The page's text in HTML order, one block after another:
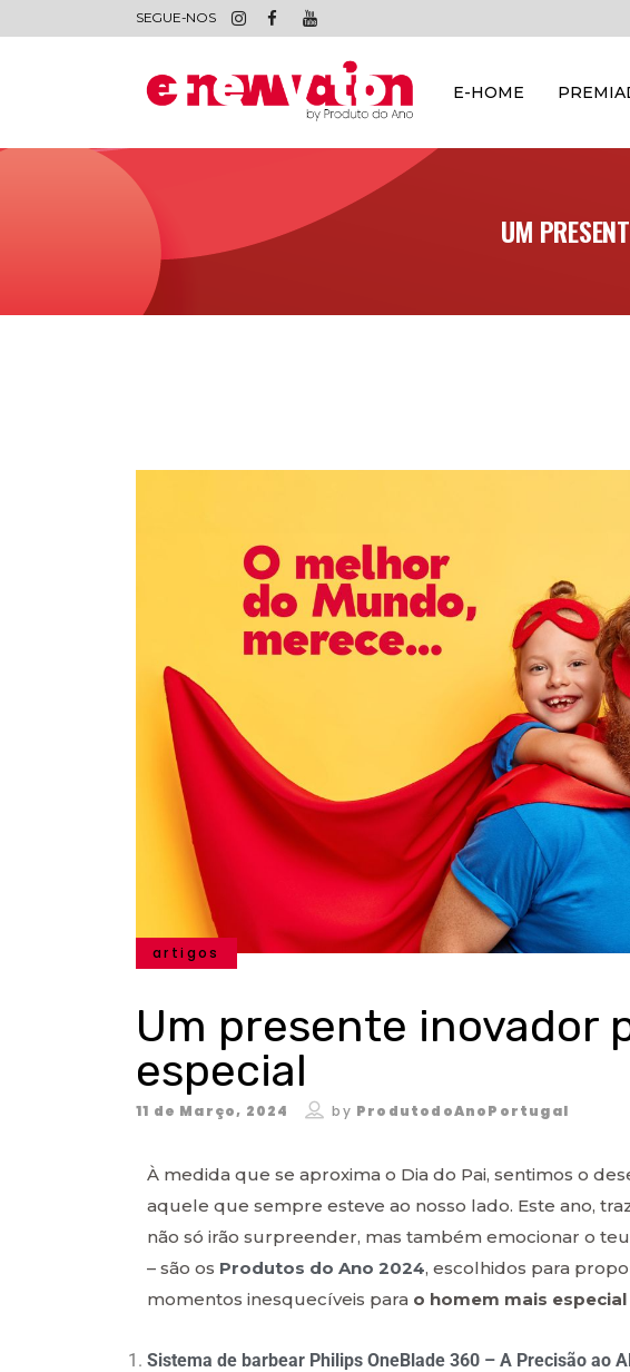
SEGUE-NOS
E-HOME
UM
artigos
Um presente inovador
especial
11 de Março, 2024 by ProdutodoAnoPortugal
À medida que se aproxima o Dia do Pai, sentimos o
aquele que sempre esteve ao nosso lado. Este ano,
não só irão surpreender, mas também emocionar o
– são os Produtos do Ano 2024, escolhidos para
momentos inesquecíveis para o homem mais
Sistema de barbear Philips OneBlade 360 – A Precisão ao